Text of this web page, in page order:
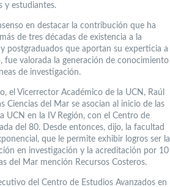
y estudiantes.
en destacar la contribución que ha
de tres décadas de existencia a la
postgraduados que aportan su experticia a
fue valorada la generación de conocimiento
de investigación.
el Vicerrector Académico de la UCN, Raúl
Ciencias del Mar se asocian al inicio de las
UCN en la IV Región, con el Centro de
del 80. Desde entonces, dijo, la facultad
que le permite exhibir logros ser la
en investigación y la acreditación por 10
del Mar mención Recursos Costeros.
del Centro de Estudios Avanzados en